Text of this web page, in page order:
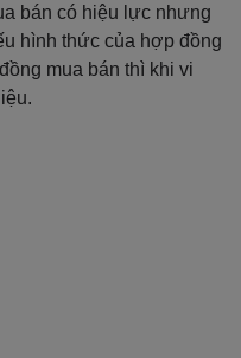
bán có hiệu lực nhưng
hình thức của hợp đồng
mua bán thì khi vi